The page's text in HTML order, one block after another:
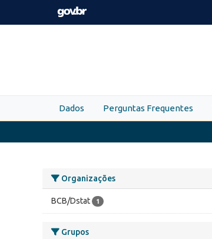
Skip to main content
Dados Perguntas Frequentes
Organizações
BCB/Dstat 1
Grupos